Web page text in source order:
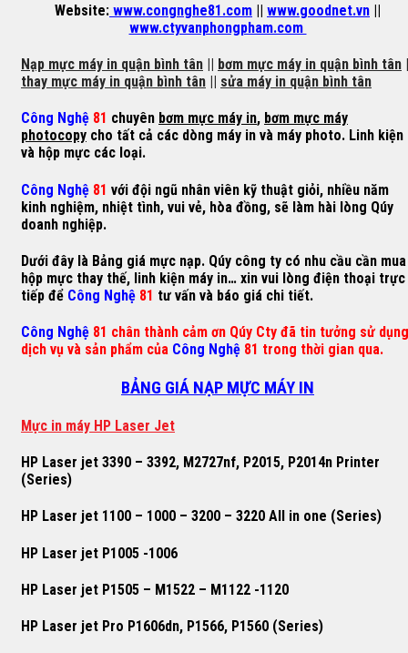
Website: www.congnghe81.com || www.goodnet.vn ||
www.ctyvanphongpham.com
Nạp mực máy in quận bình tân bơm mực máy in quận bình tân
thay mực máy in quận bình tân
sửa máy in quận bình tân
Công Nghệ 81 chuyên bơm mực máy in, bơm mực máy
photocopy cho tất cả các dòng máy in và máy photo. Linh kiện
và hộp mực các loại.
Công Nghệ 81 với đội ngũ nhân viên kỹ thuật giỏi, nhiều năm
kinh nghiệm, nhiệt tình, vui vẻ, hòa đồng, sẽ làm hài lòng Qúy
doanh nghiệp.
Dưới đây là Bảng giá mực nạp. Qúy công ty có nhu cầu cần mua
hộp mực thay thế, linh kiện máy in… xin vui lòng điện thoại trực
tiếp để Công Nghệ 81 tư vấn và báo giá chi tiết.
Công Nghệ 81 chân thành cảm ơn Qúy Cty đã tin tưởng sử dụng
dịch vụ và sản phẩm của Công Nghệ 81 trong thời gian qua.
BẢNG GIÁ NẠP MỰC MÁY IN
Mực in máy HP Laser Jet
HP Laser jet 3390 – 3392, M2727nf, P2015, P2014n Printer
(Series)
HP Laser jet 1100 – 1000 – 3200 – 3220 All in one (Series)
HP Laser jet P1005 -1006
HP Laser jet P1505 – M1522 – M1122 -1120
HP Laser jet Pro P1606dn, P1566, P1560 (Series)